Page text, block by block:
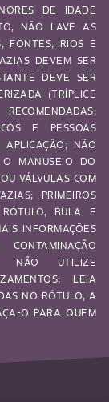
DE IDADE
NÃO LAVE AS
FONTES, RIOS E
DEVEM SER
DEVE SER
(TRÍPLICE
E PESSOAS
APLICAÇÃO; NÃO
MANUSEIO DO
VÁLVULAS COM
PRIMEIROS
BULA E
INFORMAÇÕES
NÃO UTILIZE
LEIA
NO RÓTULO, A
O PARA QUEM